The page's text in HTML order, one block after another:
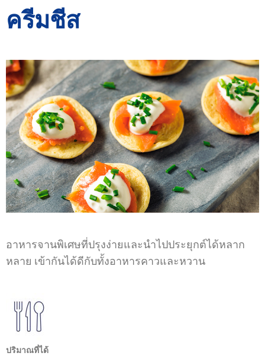
ครีมชีส
อาหารจานพิเศษที่ปรุงง่ายและนำไปประยุกต์ได้หลาก
หลาย เข้ากันได้ดีกับทั้งอาหารคาวและหวาน
ปริมาณที่ได้